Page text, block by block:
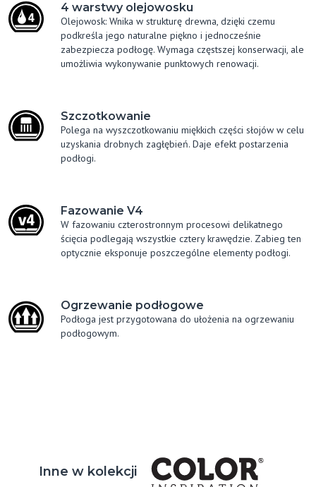
4 warstwy olejowosku
Olejowosk: Wnika w strukturę drewna, dzięki czemu
podkreśla jego naturalne piękno i jednocześnie
zabezpiecza podłogę. Wymaga częstszej konserwacji, ale
umożliwia wykonywanie punktowych renowacji.
Szczotkowanie
Polega na wyszczotkowaniu miękkich części słojów w celu
uzyskania drobnych zagłębień. Daje efekt postarzenia
podłogi.
Fazowanie V4
W fazowaniu czterostronnym procesowi delikatnego
ścięcia podlegają wszystkie cztery krawędzie. Zabieg ten
optycznie eksponuje poszczególne elementy podłogi.
Ogrzewanie podłogowe
Podłoga jest przygotowana do ułożenia na ogrzewaniu
podłogowym.
Inne w kolekcji